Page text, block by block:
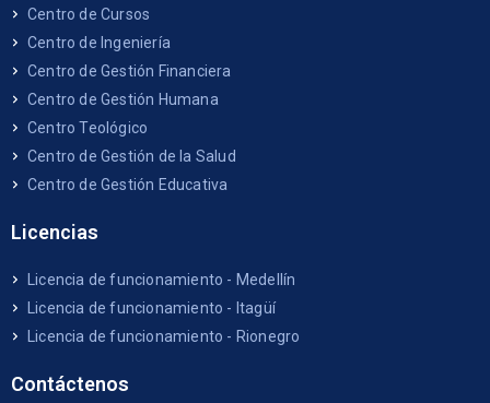
Centro de Cursos
Centro de Ingeniería
Centro de Gestión Financiera
Centro de Gestión Humana
Centro Teológico
Centro de Gestión de la Salud
Centro de Gestión Educativa
Licencias
Licencia de funcionamiento - Medellín
Licencia de funcionamiento - Itagüí
Licencia de funcionamiento - Rionegro
Contáctenos